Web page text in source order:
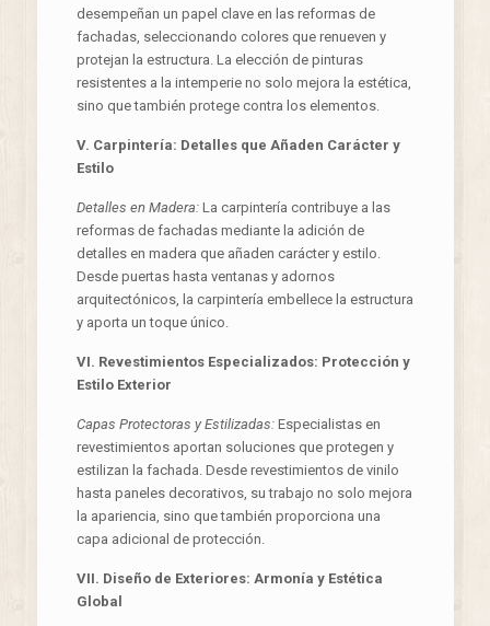
desempeñan un papel clave en las reformas de
fachadas, seleccionando colores que renueven y
protejan la estructura. La elección de pinturas
resistentes a la intemperie no solo mejora la estética,
sino que también protege contra los elementos.
V. Carpintería: Detalles que Añaden Carácter y
Estilo
Detalles en Madera:La carpintería contribuye a las
reformas de fachadas mediante la adición de
detalles en madera que añaden carácter y estilo.
Desde puertas hasta ventanas y adornos
arquitectónicos, la carpintería embellece la estructura
y aporta un toque único.
VI. Revestimientos Especializados: Protección y
Estilo Exterior
Capas Protectoras y Estilizadas:Especialistas en
revestimientos aportan soluciones que protegen y
estilizan la fachada. Desde revestimientos de vinilo
hasta paneles decorativos, su trabajo no solo mejora
la apariencia, sino que también proporciona una
capa adicional de protección.
VII. Diseño de Exteriores: Armonía y Estética
Global